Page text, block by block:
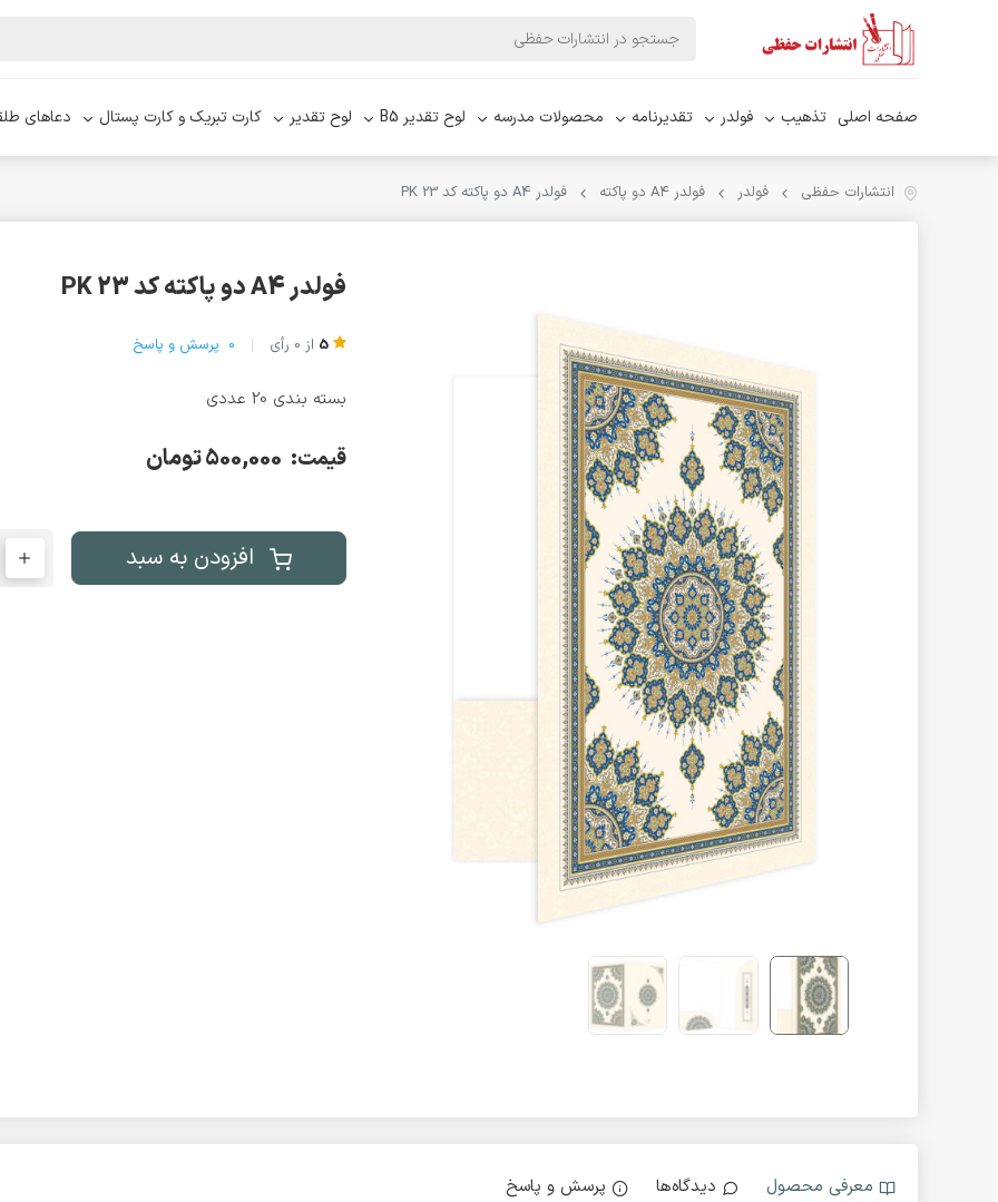
صفحه اصلی تذهیب فولدر تقدیرنامه محصولات مدرسه لوح تقدیر B5 لوح تقدیر کارت تبریک و کارت پستال دعاهای
انتشارات حفظی فولدر فولدر A۴ دو پاکته فولدر A4 دو پاکته کد PK 23
فولدر A4 دو پاکته کد PK 23
5 از 0 رأی 0 پرسش و پاسخ
بسته بندی 20 عددی
قیمت: 500,000 تومان
افزودن به سبد
معرفی محصول دیدگاه‌ها پرسش و پاسخ